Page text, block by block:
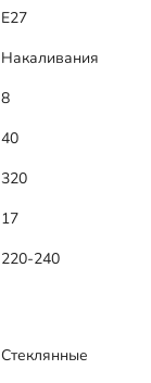
E27
Накаливания
8
40
320
17
220-240
Стеклянные